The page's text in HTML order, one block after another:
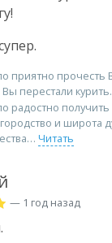
приятно прочесть
Вы перестали курить.
радостно получить
и широта
Читать
— 1 год назад